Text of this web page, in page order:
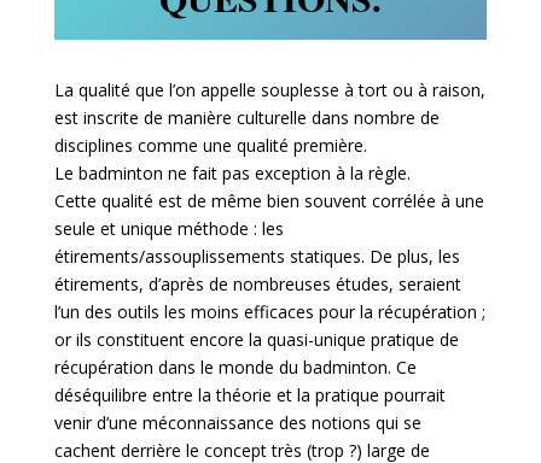
La qualité que l’on appelle souplesse à tort ou à raison,
est inscrite de manière culturelle dans nombre de
disciplines comme une qualité première.
Le badminton ne fait pas exception à la règle.
Cette qualité est de même bien souvent corrélée à une
seule et unique méthode : les
étirements/assouplissements statiques. De plus, les
étirements, d’après de nombreuses études, seraient
l’un des outils les moins efficaces pour la récupération ;
or ils constituent encore la quasi-unique pratique de
récupération dans le monde du badminton. Ce
déséquilibre entre la théorie et la pratique pourrait
venir d’une méconnaissance des notions qui se
cachent derrière le concept très (trop ?) large de